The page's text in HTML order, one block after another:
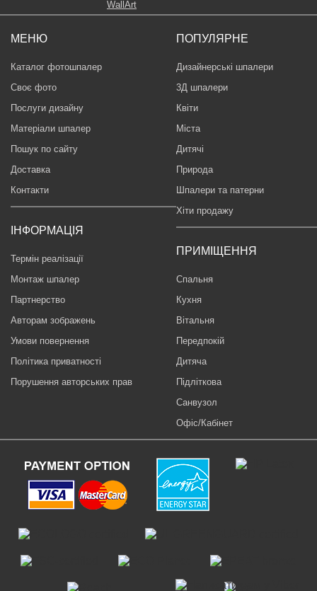
МЕНЮ
Каталог фотошпалер
Своє фото
Послуги дизайну
Матеріали шпалер
Пошук по сайту
Доставка
Контакти
ІНФОРМАЦІЯ
Термін реалізації
Монтаж шпалер
Партнерство
Авторам зображень
Умови повернення
Політика приватності
Порушення авторських прав
ПОПУЛЯРНЕ
Дизайнерські шпалери
3Д шпалери
Квіти
Міста
Дитячі
Природа
Шпалери та патерни
Хіти продажу
ПРИМІЩЕННЯ
Спальня
Кухня
Вітальня
Передпокій
Дитяча
Підліткова
Санвузол
Офіс/Кабінет